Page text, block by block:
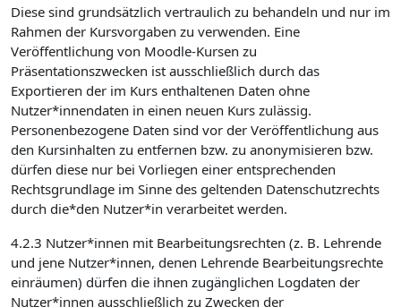
Diese sind grundsätzlich vertraulich zu behandeln und nur im
Rahmen der Kursvorgaben zu verwenden. Eine
Veröffentlichung von Moodle-Kursen zu
Präsentationszwecken ist ausschließlich durch das
Exportieren der im Kurs enthaltenen Daten ohne
Nutzer*innendaten in einen neuen Kurs zulässig.
Personenbezogene Daten sind vor der Veröffentlichung aus
den Kursinhalten zu entfernen bzw. zu anonymisieren bzw.
dürfen diese nur bei Vorliegen einer entsprechenden
Rechtsgrundlage im Sinne des geltenden Datenschutzrechts
durch die*den Nutzer*in verarbeitet werden.
4.2.3 Nutzer*innen mit Bearbeitungsrechten (z. B. Lehrende
und jene Nutzer*innen, denen Lehrende Bearbeitungsrechte
einräumen) dürfen die ihnen zugänglichen Logdaten der
Nutzer*innen ausschließlich zu Zwecken der